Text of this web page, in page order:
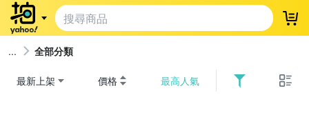
登
全部分類
最新上架 價格 最高人氣